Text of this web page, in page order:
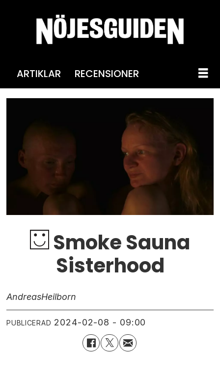
ARTIKLAR RECENSIONER
Smoke Sauna
Sisterhood
AndreasHeilborn
PUBLICERAD 2024-02-08 - 09:00